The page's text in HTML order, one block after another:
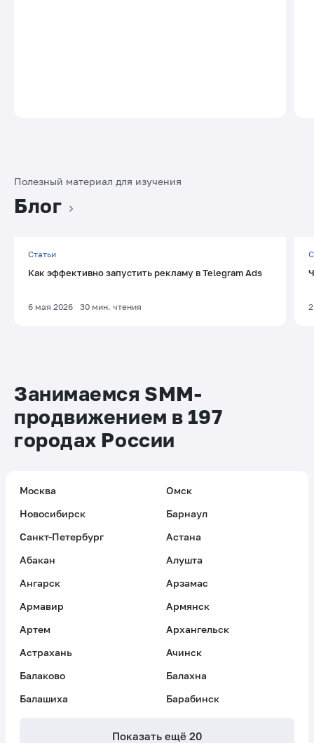
Полезный материал для изучения
Блог
Статьи
Как эффективно запустить рекламу в Telegram Ads
6 мая 2026 30 мин. чтения
Занимаемся SMM-
продвижением в 197
городах России
Москва
Омск
Новосибирск
Барнаул
Санкт-Петербург
Астана
Абакан
Алушта
Ангарск
Арзамас
Армавир
Армянск
Артем
Архангельск
Астрахань
Ачинск
Балаково
Балахна
Балашиха
Барабинск
Показать ещё 20